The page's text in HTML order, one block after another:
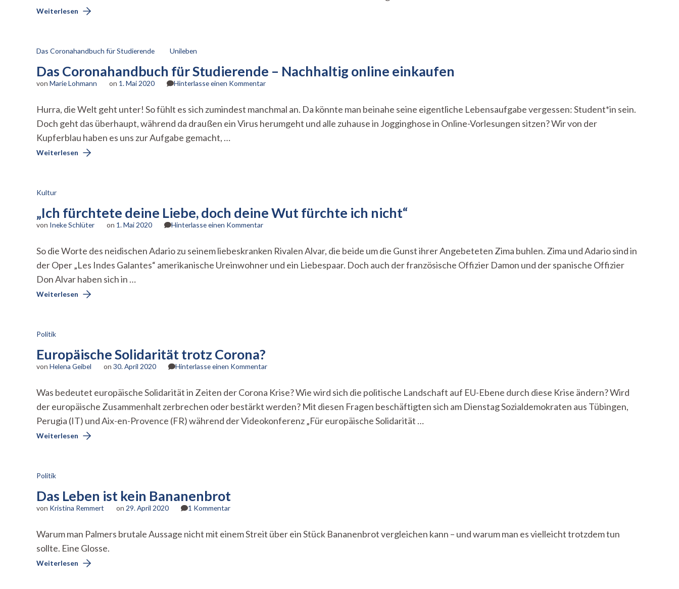
Weiterlesen
Das Coronahandbuch für Studierende Unileben
Das Coronahandbuch für Studierende – Nachhaltig online einkaufen
von Marie Lohmann on 1. Mai 2020 Hinterlasse einen Kommentarzu
für
Studierende
Hurra, die Welt geht unter! So fühlt es sich zumindest manchmal an. Da könnte man beinahe seine eigentliche Lebensaufgabe vergessen: Student*in sein.
Doch geht das überhaupt, während da draußen ein Virus herumgeht und alle zuhause in Jogginghose in Online-Vorlesungen sitzen? Wir von der
Kupferblau haben es uns zur Aufgabe gemacht, …
Weiterlesen
Kultur
„Ich fürchtete deine Liebe, doch deine Wut fürchte ich nicht“
von Ineke Schlüter on 1. Mai 2020 Hinterlasse einen Kommentarzu
deine
Liebe,
So die Worte des neidischen Adario zu seinem liebeskranken Rivalen Alvar, die beide um die Gunst ihrer Angebeteten Zima buhlen. Zima und Adario sind in
der Oper „Les Indes Galantes“ amerikanische Ureinwohner und ein Liebespaar. Doch auch der französische Offizier Damon und der spanische Offizier
Don Alvar haben sich in …
Weiterlesen
Politik
Europäische Solidarität trotz Corona?
von Helena Geibel on 30. April 2020 Hinterlasse einen Kommentarzu
trotz
Corona?
Was bedeutet europäische Solidarität in Zeiten der Corona Krise? Wie wird sich die politische Landschaft auf EU-Ebene durch diese Krise ändern? Wird
der europäische Zusammenhalt zerbrechen oder bestärkt werden? Mit diesen Fragen beschäftigten sich am Dienstag Sozialdemokraten aus Tübingen,
Perugia (IT) und Aix-en-Provence (FR) während der Videokonferenz „Für europäische Solidarität …
Weiterlesen
Politik
Das Leben ist kein Bananenbrot
von Kristina Remmert on 29. April 2020 1 Kommentarzu
ist
Warum man Palmers brutale Aussage nicht mit einem Streit über ein Stück Bananenbrot vergleichen kann – und warum man es vielleicht trotzdem tun
sollte. Eine Glosse.
Weiterlesen